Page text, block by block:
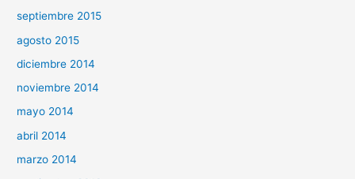
septiembre 2015
agosto 2015
diciembre 2014
noviembre 2014
mayo 2014
abril 2014
marzo 2014